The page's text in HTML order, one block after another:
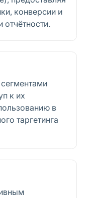
конверсии и
к их
в
таргетинга